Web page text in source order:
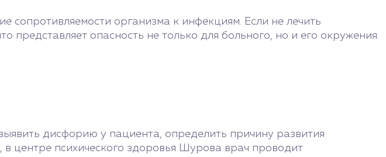
сопротивляемости организма к инфекциям. Если не лечить
опасность не только для больного, но и его окружения.
дисфорию у пациента, определить причину развития
центре психического здоровья Шурова врач проводит